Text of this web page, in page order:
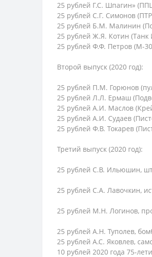
25 рублей Г.С. Шпагин»
25 рублей С.Г. Симонов
25 рублей Б.М. Малинин
25 рублей Ж.Я. Котин (Танк
25 рублей Ф.Ф. Петров (М-
Второй выпуск (2020 год):
25 рублей П.М. Горюнов
25 рублей Л.Л. Ермаш
25 рублей А.И. Маслов
25 рублей А.И. Судаев
25 рублей Ф.В. Токарев
Третий выпуск (2020 год):
25 рублей С.В. Ильюшин,
25 рублей С.А. Лавочкин,
25 рублей М.Н. Логинов,
25 рублей А.Н. Туполев,
25 рублей А.С. Яковлев,
10 рублей 2020 года 75-